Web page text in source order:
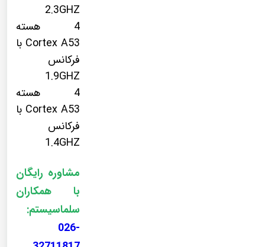
2.3GHZ
4 هسته
Cortex A53 با
فرکانس
1.9GHZ
4 هسته
Cortex A53 با
فرکانس
1.4GHZ
مشاوره رایگان
با همکاران
سلماسیستم:
026-